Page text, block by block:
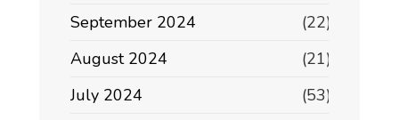
September 2024
(22)
August 2024
(21)
July 2024
(53)